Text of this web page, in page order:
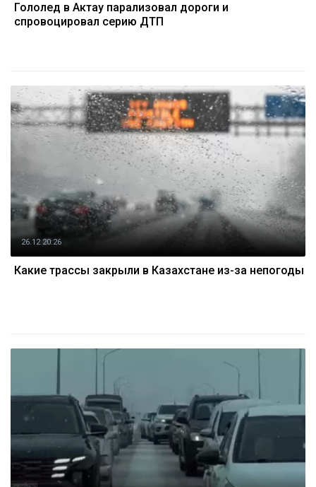
Гололед в Актау парализовал дороги и
спровоцировал серию ДТП
26.12 20:26
Какие трассы закрыли в Казахстане из-за непогоды